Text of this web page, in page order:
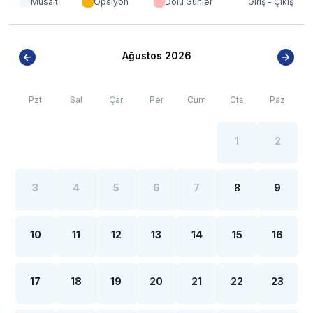
Ağustos 2026
Pzt Sal Çar Per Cum Cts Paz
1 2
3 4 5 6 7 8 9
10 11 12 13 14 15 16
17 18 19 20 21 22 23